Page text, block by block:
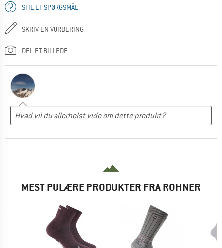
STIL ET SPØRGSMÅL
SKRIV EN VURDERING
DEL ET BILLEDE
MEST PULÆRE PRODUKTER FRA ROHNER